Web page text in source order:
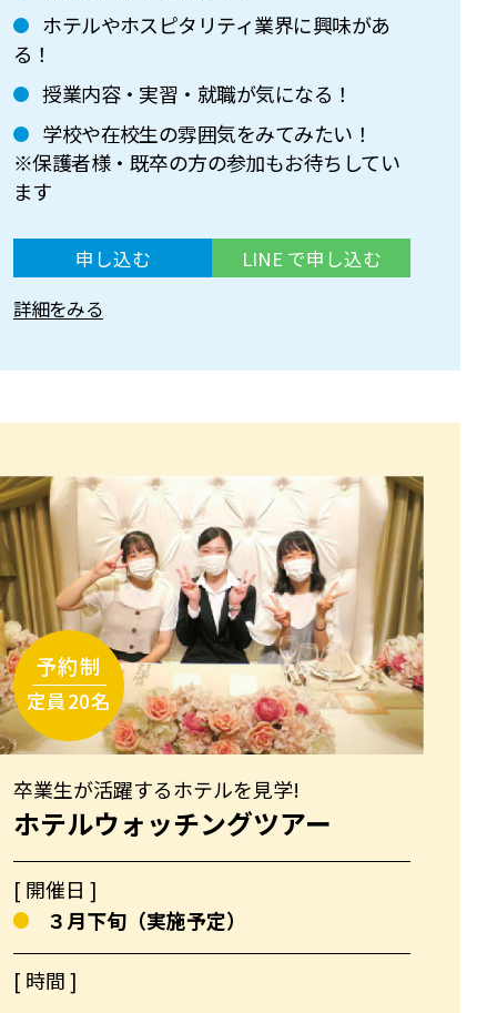
ホテルやホスピタリティ業界に興味があ
る！
授業内容・実習・就職が気になる！
学校や在校生の雰囲気をみてみたい！
※保護者様・既卒の方の参加もお待ちしてい
ます
申し込む
LINE で申し込む
詳細をみる
卒業生が活躍するホテルを見学!
ホテルウォッチングツアー
[ 開催日 ]
３月下旬（実施予定）
[ 時間 ]